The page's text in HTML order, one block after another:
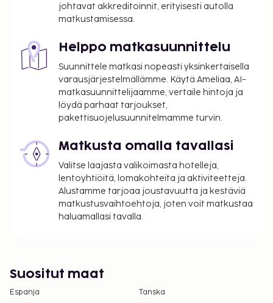
Yllä oleva luettelo ei ehkä kata kaikkea. Maksut ja
saattavat muuttua.
Kansallisten määräysten vuoksi käteismaksut
eivät voi ylittää 1000 EUR:n suuruista summaa
tässä majoituspaikassa. Saat lisätietoja asiasta
ottamalla yhteyttä majoituspaikkaan
varausvahvistuksessa olevien tietojen avulla.
Kontaktiton sisäänkirjautuminen ja kontaktiton
uloskirjautuminen ovat saatavilla.
johtavat akkreditoinnit, erityisesti autolla
matkustamisessa.
Helppo matkasuunnittelu
Suunnittele matkasi nopeasti yksinkertaisella
varausjärjestelmällämme. Käytä Ameliaa, AI-
matkasuunnittelijaamme, vertaile hintoja ja
löydä parhaat tarjoukset,
pakettisuojelusuunnitelmamme turvin.
Matkusta omalla tavallasi
Valitse laajasta valikoimasta hotelleja,
lentoyhtiöitä, lomakohteita ja aktiviteetteja.
Alustamme tarjoaa joustavuutta ja kestäviä
matkustusvaihtoehtoja, joten voit matkustaa
haluamallasi tavalla.
Suositut maat
Espanja
Tanska